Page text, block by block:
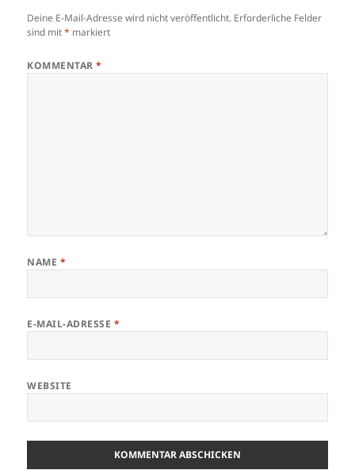
Deine E-Mail-Adresse wird nicht veröffentlicht. Erforderliche Felder
sind mit* markiert
KOMMENTAR*
NAME *
E-MAIL-ADRESSE *
WEBSITE